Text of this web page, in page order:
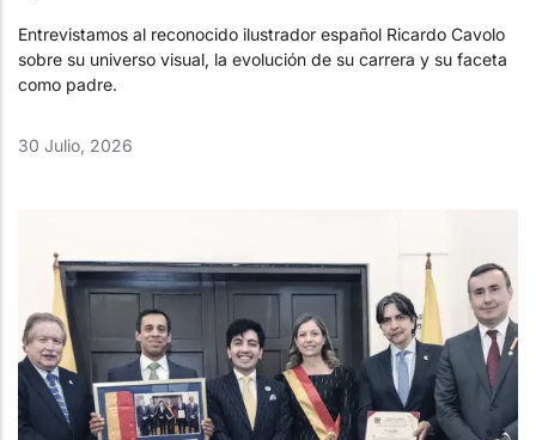
Entrevistamos al reconocido ilustrador español Ricardo Cavolo
sobre su universo visual, la evolución de su carrera y su faceta
como padre.
30 Julio, 2026